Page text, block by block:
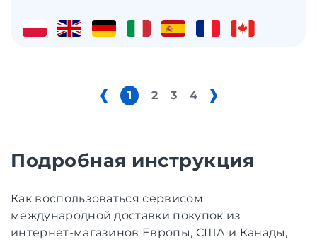
1 2 3 4
Подробная инструкция
Как воспользоваться сервисом
международной доставки покупок из
интернет-магазинов Европы, США и Канады,